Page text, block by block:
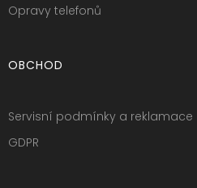
Opravy telefonů
OBCHOD
Servisní podmínky a reklamace
GDPR